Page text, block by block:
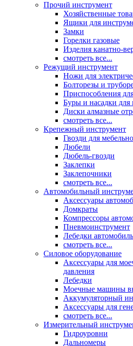
Прочий инструмент
Хозяйственные
Ящики для
Замки
Горелки газовые
Изделия канатно-
смотреть все...
Режущий инструмент
Ножи для
Болторезы и
Приспособления
Буры и насадки для
Диски алмазные
смотреть все...
Крепежный инструмент
Гвозди для
Дюбели
Дюбель-гвозди
Заклепки
Заклепочники
смотреть все...
Автомобильный
Аксессуары
Домкраты
Компрессоры
Пневмоинструмент
Лебедки
смотреть все...
Силовое оборудование
Аксессуары для
давления
Лебедки
Моечные машины
Аккумуляторный
Аксессуары для
смотреть все...
Измерительный
Гидроуровни
Дальномеры